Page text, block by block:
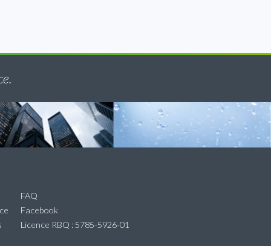
FAQ
Facebook
Licence RBQ : 5785-5926-01